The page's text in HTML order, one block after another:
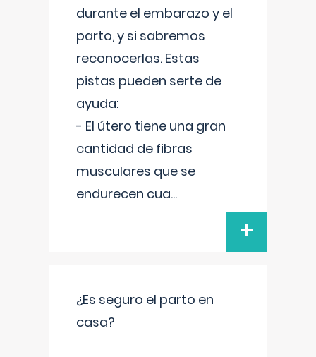
durante el embarazo y el
parto, y si sabremos
reconocerlas. Estas
pistas pueden serte de
ayuda:
- El útero tiene una gran
cantidad de fibras
musculares que se
endurecen cua...
+
¿Es seguro el parto en
casa?